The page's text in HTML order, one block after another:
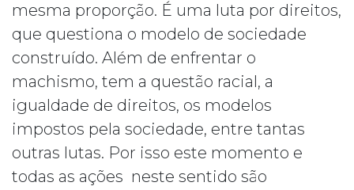
mesma proporção. É uma luta por direitos,
que questiona o modelo de sociedade
construído. Além de enfrentar o
machismo, tem a questão racial, a
igualdade de direitos, os modelos
impostos pela sociedade, entre tantas
outras lutas. Por isso este momento e
todas as ações neste sentido são